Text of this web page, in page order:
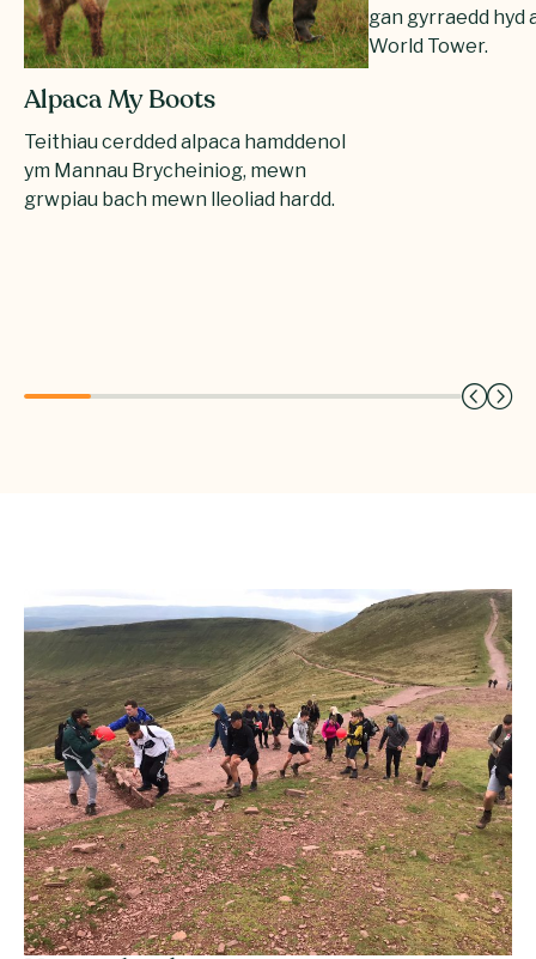
Alpaca My Boots
Teithiau cerdded alpaca hamddenol
ym Mannau Brycheiniog, mewn
grwpiau bach mewn lleoliad hardd.
gan gyrraedd hyd
World Tower.